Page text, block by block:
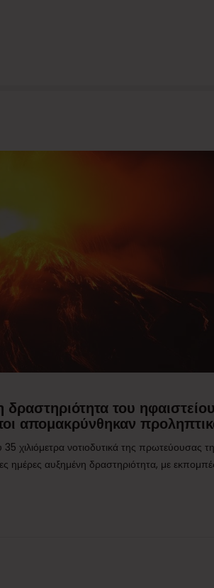
του ηφαιστείου
απομακρύνθηκαν
χιλιόμετρα νοτιοδυτικά της πρωτεύουσας
ημέρες αυξημένη δραστηριότητα, με